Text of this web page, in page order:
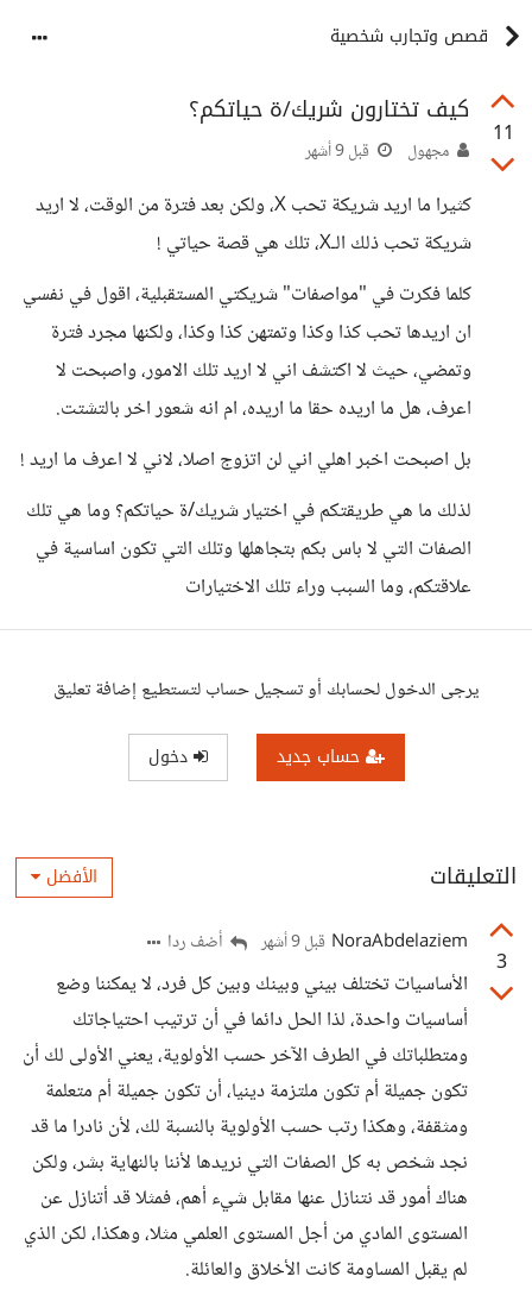
قصص وتجارب شخصية
11
كيف تختارون شريك/ة حياتكم؟
مجهول قبل 9 أشهر
كثيرا ما اريد شريكة تحب X، ولكن بعد فترة من الوقت، لا اريد
شريكة تحب ذلك الـX، تلك هي قصة حياتي !
كلما فكرت في "مواصفات" شريكتي المستقبلية، اقول في نفسي
ان اريدها تحب كذا وكذا وتمتهن كذا وكذا، ولكنها مجرد فترة
وتمضي، حيث لا اكتشف اني لا اريد تلك الامور، واصبحت لا
اعرف، هل ما اريده حقا ما اريده، ام انه شعور اخر بالتشتت.
بل اصبحت اخبر اهلي اني لن اتزوج اصلا، لاني لا اعرف ما اريد !
لذلك ما هي طريقتكم في اختيار شريك/ة حياتكم؟ وما هي تلك
الصفات التي لا باس بكم بتجاهلها وتلك التي تكون اساسية في
علاقتكم، وما السبب وراء تلك الاختيارات
يرجى الدخول لحسابك أو تسجيل حساب لتستطيع إضافة تعليق
حساب جديد دخول
التعليقات الأفضل
3
NoraAbdelaziem قبل 9 أشهر أضف ردا
الأساسيات تختلف بيني وبينك وبين كل فرد، لا يمكننا وضع
أساسيات واحدة، لذا الحل دائما في أن ترتيب احتياجاتك
ومتطلباتك في الطرف الآخر حسب الأولوية، يعني الأولى لك أن
تكون جميلة أم تكون ملتزمة دينيا، أن تكون جميلة أم متعلمة
ومثقفة، وهكذا رتب حسب الأولوية بالنسبة لك، لأن نادرا ما قد
نجد شخص به كل الصفات التي نريدها لأننا بالنهاية بشر، ولكن
هناك أمور قد نتنازل عنها مقابل شيء أهم، فمثلا قد أتنازل عن
المستوى المادي من أجل المستوى العلمي مثلا، وهكذا، لكن الذي
لم يقبل المساومة كانت الأخلاق والعائلة.